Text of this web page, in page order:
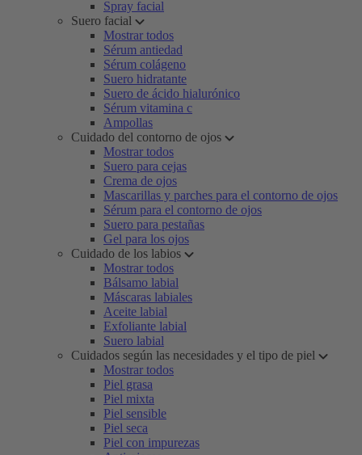
Spray facial
Suero facial
Mostrar todos
Sérum antiedad
Sérum colágeno
Suero hidratante
Suero de ácido hialurónico
Sérum vitamina c
Ampollas
Cuidado del contorno de ojos
Mostrar todos
Suero para cejas
Crema de ojos
Mascarillas y parches para el contorno de ojos
Sérum para el contorno de ojos
Suero para pestañas
Gel para los ojos
Cuidado de los labios
Mostrar todos
Bálsamo labial
Máscaras labiales
Aceite labial
Exfoliante labial
Suero labial
Cuidados según las necesidades y el tipo de piel
Mostrar todos
Piel grasa
Piel mixta
Piel sensible
Piel seca
Piel con impurezas